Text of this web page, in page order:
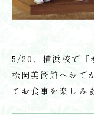
5/20、横浜校で『
松岡美術館へおで
てお食事を楽しみ